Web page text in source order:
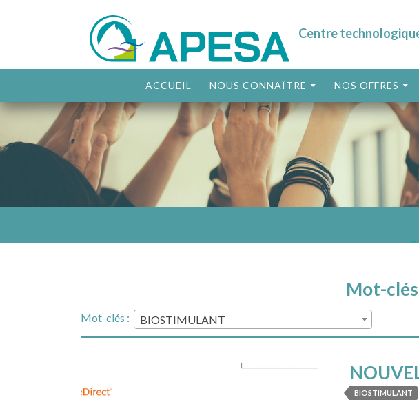
Centre
ACCUEIL
NOUS CONNAÎTRE NOS OFFRES
Mot-
Mot-clés : BIOSTIMULANT
BIOSTIMULANT